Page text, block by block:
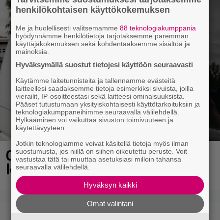
Oulussa peruutettiin hassusti –
loppu olikin pässinlihaa
henkilökohtaisen käyttökokemuksen
Me ja huolellisesti valitsemamme88 teknologiakumppania
hyödynnämme henkilötietoja tarjotaksemme paremman
käyttäjäkokemuksen sekä kohdentaaksemme sisältöä ja
mainoksia.
Hyväksymällä suostut tietojesi käyttöön seuraavasti
Käytämme laitetunnisteita ja tallennamme evästeitä
laitteellesi saadaksemme tietoja esimerkiksi sivuista, joilla
vierailit, IP-osoitteestasi sekä laitteesi ominaisuuksista.
Pääset tutustumaan yksityiskohtaisesti käyttötarkoituksiin ja
teknologiakumppaneihimme seuraavalla välilehdellä.
Hylkääminen voi vaikuttaa sivuston toimivuuteen ja
käytettävyyteen.
Jotkin teknologiamme voivat käsitellä tietoja myös ilman
suostumusta, jos niillä on siihen oikeutettu peruste. Voit
vastustaa tätä tai muuttaa asetuksiasi milloin tahansa
seuraavalla välilehdellä.
Hyväksyn kaikki
Omat valintani